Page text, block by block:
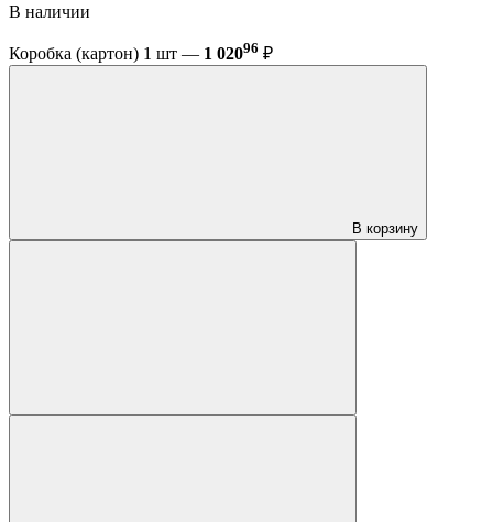
В наличии
Коробка (картон) 1 шт — 1 02096 ₽
В корзину